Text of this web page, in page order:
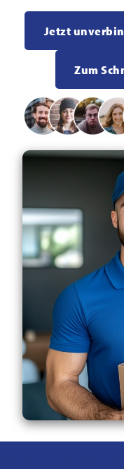
Jetzt
Zum